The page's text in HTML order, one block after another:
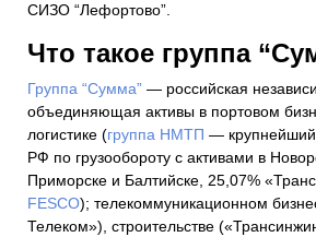
СИЗО “Лефортово”.
Что такое группа
Группа “Сумма” — российская
объединяющая активы в портовом
логистике (группа НМТП — крупнейший
РФ по грузообороту с активами в
Приморске и Балтийске, 25,07%
FESCO); телекоммуникационном
Телеком»), строительстве